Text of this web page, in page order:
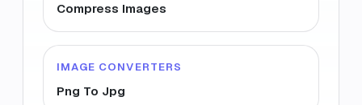
Compress Images
IMAGE CONVERTERS
Png To Jpg